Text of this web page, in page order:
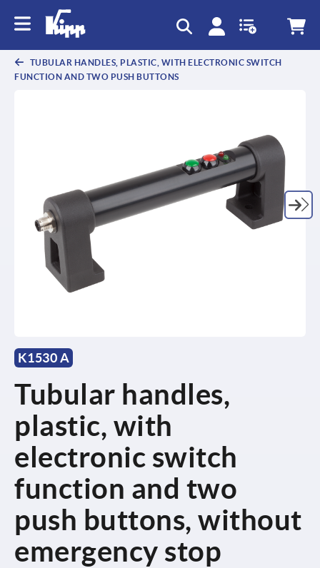
TUBULAR HANDLES, PLASTIC, WITH ELECTRONIC SWITCH
FUNCTION AND TWO PUSH BUTTONS
K1530 A
Tubular handles,
plastic, with
electronic switch
function and two
push buttons, without
emergency stop